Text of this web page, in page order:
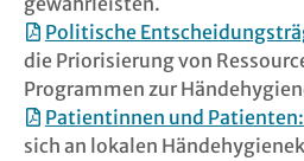
Politische
die Priorisierung von
Programmen zur
Patientinnen und Patienten:
sich an lokalen